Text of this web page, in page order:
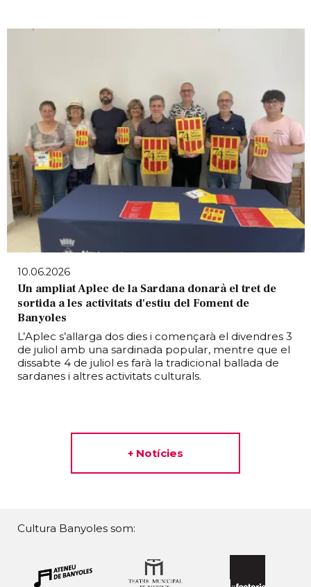
10.06.2026
Un ampliat Aplec de la Sardana donarà el tret de
sortida a les activitats d'estiu del Foment de
Banyoles
L’Aplec s’allarga dos dies i començarà el divendres 3
de juliol amb una sardinada popular, mentre que el
dissabte 4 de juliol es farà la tradicional ballada de
sardanes i altres activitats culturals.
+ Notícies
Cultura Banyoles som: